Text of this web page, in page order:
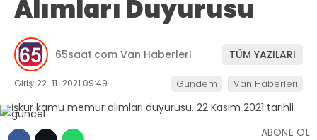
ANASAYFA
VAN
BÖLGE
Alımları Duyurusu
65saat.com Van Haberleri TÜM YAZILARI
Giriş: 22-11-2021 09:49 Gündem Van Haberleri
ABONE OL